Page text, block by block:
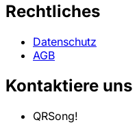
Rechtliches
Datenschutz
AGB
Kontaktiere uns
QRSong!